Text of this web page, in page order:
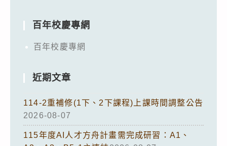
百年校慶專網
百年校慶專網
近期文章
114-2重補修(1下、2下課程)上課時間調整公告
2026-08-07
115年度AI人才方舟計畫需完成研習：A1、